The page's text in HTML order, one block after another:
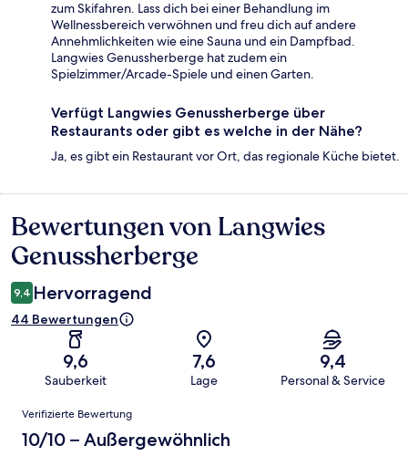
zum Skifahren. Lass dich bei einer Behandlung im
Wellnessbereich verwöhnen und freu dich auf andere
Annehmlichkeiten wie eine Sauna und ein Dampfbad.
Langwies Genussherberge hat zudem ein
Spielzimmer/Arcade-Spiele und einen Garten.
Verfügt Langwies Genussherberge über
Restaurants oder gibt es welche in der Nähe?
Ja, es gibt ein Restaurant vor Ort, das regionale Küche bietet.
Bewertungen
Bewertungen von Langwies
Genussherberge
9,4 Hervorragend
44 Bewertungen
9,6
Sauberkeit
7,6
Lage
9,4
Personal & Service
Bewertungen
Verifizierte Bewertung
10/10 – Außergewöhnlich